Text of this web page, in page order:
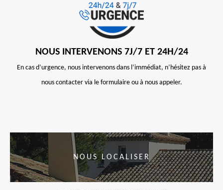
NOUS INTERVENONS 7J/7 ET 24H/24
En cas d’urgence, nous intervenons dans l’immédiat, n’hésitez pas à
nous contacter via le formulaire ou à nous appeler.
NOUS LOCALISER